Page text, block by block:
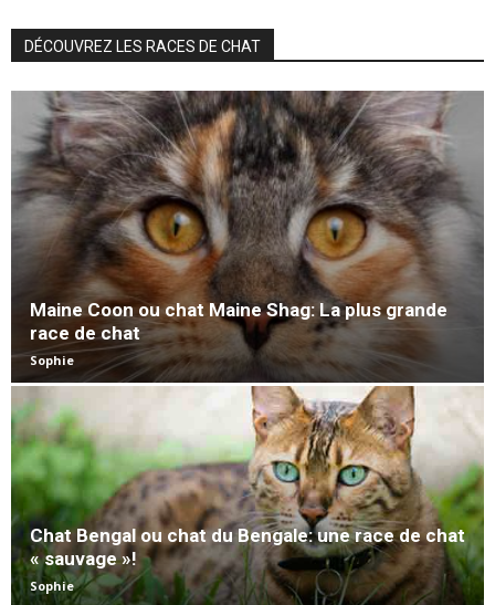
DÉCOUVREZ LES RACES DE CHAT
Maine Coon ou chat Maine Shag: La plus grande
race de chat
Sophie
Chat Bengal ou chat du Bengale: une race de chat
« sauvage »!
Sophie